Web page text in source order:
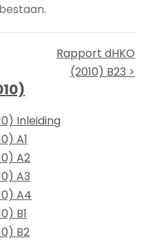
Rapport dHKO
(2010) B23 >
Inleiding
A1
A2
A3
A4
B1
B2